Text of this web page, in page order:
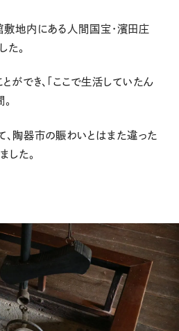
地内にある人間国宝・濱田庄
た。
ができ、「ここで生活していたん
陶器市の賑わいとはまた違った
した。